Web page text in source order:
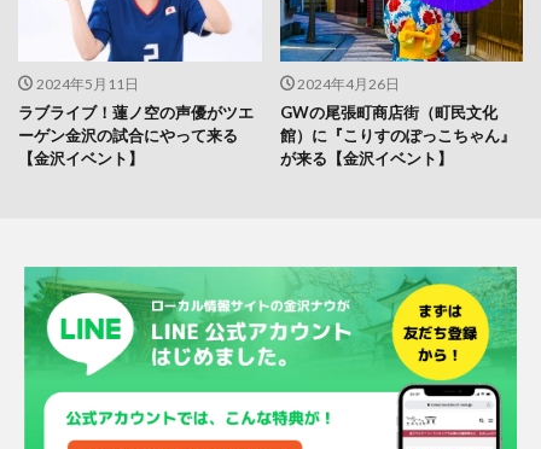
2024年5月11日
ラブライブ！蓮ノ空の声優がツエ
ーゲン金沢の試合にやって来る
【金沢イベント】
2024年4月26日
GWの尾張町商店街（町民文化
館）に『こりすのぽっこちゃん』
が来る【金沢イベント】